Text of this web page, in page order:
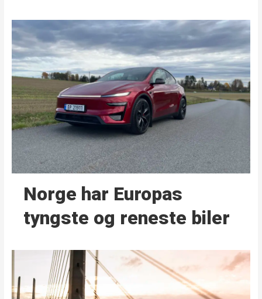
Norge har Europas
tyngste og reneste biler